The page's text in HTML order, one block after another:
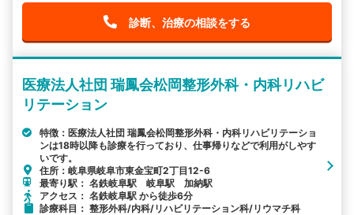
診断、治療の相談をする
医療法人社団 瑞鳳会松岡整形外科・内科リハビ
リテーション
特徴：医療法人社団 瑞鳳会松岡整形外科・内科リハビリテーショ
ンは18時以降も診療を行っており、仕事帰りなどで利用がしやす
いです。
住所：岐阜県岐阜市東金宝町2丁目12-6
最寄り駅： 名鉄岐阜駅 岐阜駅 加納駅
アクセス： 名鉄岐阜駅 から徒歩6分
診療科目： 整形外科/内科/リハビリテーション科/リウマチ科